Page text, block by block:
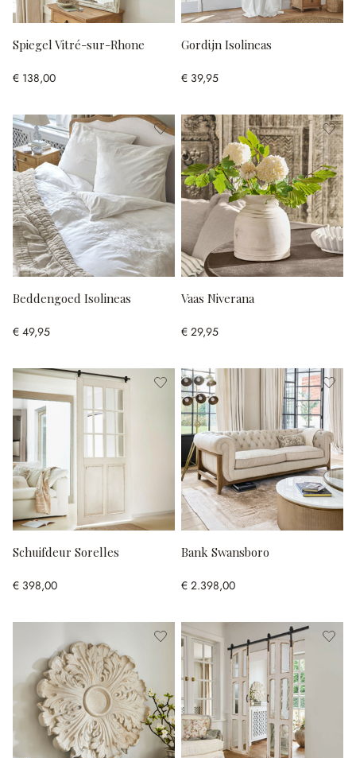
Spiegel Vitré-sur-Rhone
€ 138,00
Gordijn Isolineas
€ 39,95
Beddengoed Isolineas
€ 49,95
Vaas Niverana
€ 29,95
Schuifdeur Sorelles
€ 398,00
Bank Swansboro
€ 2.398,00